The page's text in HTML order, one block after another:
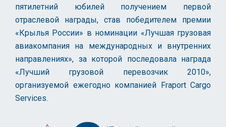
пятилетний юбилей получением первой
отраслевой награды, став победителем премии
«Крылья России» в номинации «Лучшая грузовая
авиакомпания на международных и внутренних
направлениях», за которой последовала награда
«Лучший грузовой перевозчик 2010»,
организуемой ежегодно компанией Fraport Cargo
Services.